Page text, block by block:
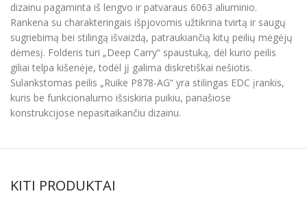
dizainu pagaminta iš lengvo ir patvaraus 6063 aliuminio.
Rankena su charakteringais išpjovomis užtikrina tvirtą ir saugų
sugriebimą bei stilingą išvaizdą, patraukiančią kitų peilių mėgėjų
dėmesį. Folderis turi „Deep Carry“ spaustuką, dėl kurio peilis
giliai telpa kišenėje, todėl jį galima diskretiškai nešiotis.
Sulankstomas peilis „Ruike P878-AG“ yra stilingas EDC įrankis,
kuris be funkcionalumo išsiskiria puikiu, panašiose
konstrukcijose nepasitaikančiu dizainu.
KITI PRODUKTAI